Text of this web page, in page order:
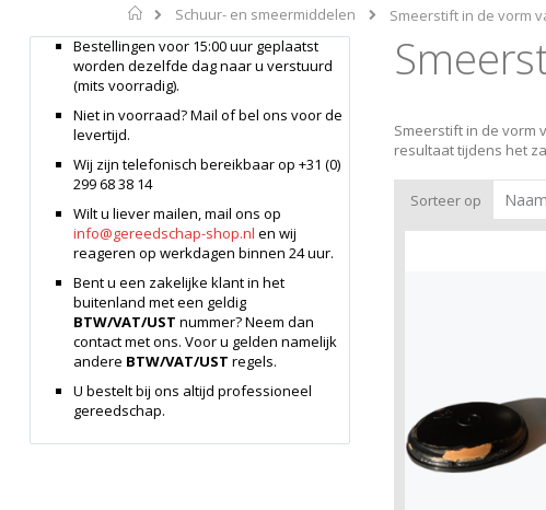
Home
Schuur- en smeermiddelen Smeerstift in de vorm
Smeerstift in de vorm
resultaat tijdens het
Sorteer op
Bestellingen voor 15:00 uur geplaatst
worden dezelfde dag naar u verstuurd
(mits voorradig).
Niet in voorraad? Mail of bel ons voor de
levertijd.
Wij zijn telefonisch bereikbaar op +31 (0)
299 68 38 14
Wilt u liever mailen, mail ons op
info@gereedschap-shop.nl en wij
reageren op werkdagen binnen 24 uur.
Bent u een zakelijke klant in het
buitenland met een geldig
BTW/VAT/UST nummer? Neem dan
contact met ons. Voor u gelden namelijk
andere BTW/VAT/UST regels.
U bestelt bij ons altijd professioneel
gereedschap.